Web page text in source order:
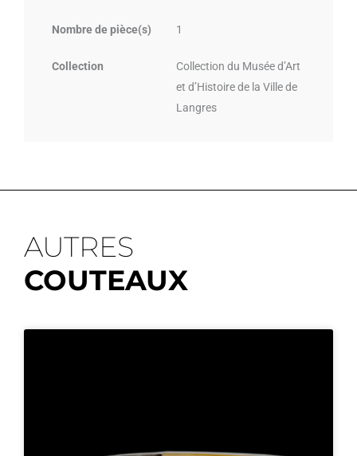
Nombre de pièce(s) 1
Collection
Collection du Musée d’Art
et d’Histoire de la Ville de
Langres
AUTRES
COUTEAUX